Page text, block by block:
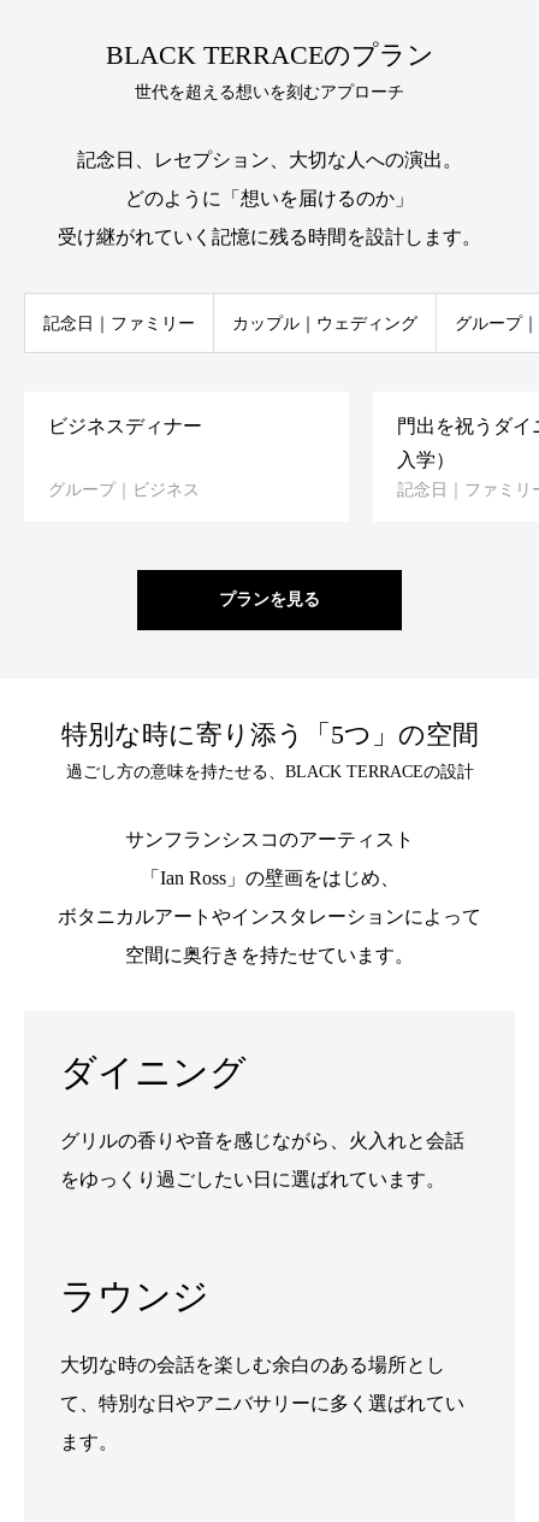
BLACK TERRACEのプラン
世代を超える想いを刻むアプローチ
記念日、レセプション、大切な人への演出。
どのように「想いを届けるのか」
受け継がれていく記憶に残る時間を設計します。
記念日｜ファミリー カップル｜ウェディング グループ
ビジネスディナー
グループ｜ビジネス
門出を祝うダ
入学）
記念日｜ファミリ
プランを見る
特別な時に寄り添う「5つ」の空間
過ごし方の意味を持たせる、BLACK TERRACEの設計
サンフランシスコのアーティスト
「Ian Ross」の壁画をはじめ、
ボタニカルアートやインスタレーションによって
空間に奥行きを持たせています。
ダイニング
グリルの香りや音を感じながら、火入れと会話
をゆっくり過ごしたい日に選ばれています。
ラウンジ
大切な時の会話を楽しむ余白のある場所とし
て、特別な日やアニバサリーに多く選ばれてい
ます。